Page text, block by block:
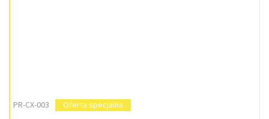
PR-CX-003
Oferta specjalna